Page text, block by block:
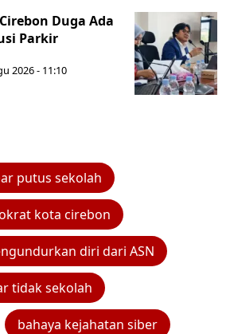
Duga Ada
Parkir
2026 - 11:10
putus sekolah
kota cirebon
diri dari ASN
tidak sekolah
bahaya kejahatan siber